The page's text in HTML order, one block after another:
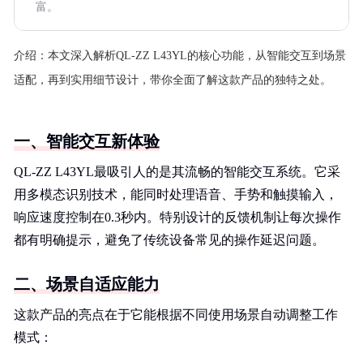
富。
介绍： 本文深入解析QL-ZZ L43YL的核心功能，从智能交互到场景
适配，再到实用细节设计，带你全面了解这款产品的独特之处。
一、智能交互新体验
QL-ZZ L43YL最吸引人的是其流畅的智能交互系统。它采
用多模态识别技术，能同时处理语音、手势和触摸输入，
响应速度控制在0.3秒内。特别设计的反馈机制让每次操作
都有明确提示，避免了传统设备常见的操作延迟问题。
二、场景自适应能力
这款产品的亮点在于它能根据不同使用场景自动调整工作
模式：